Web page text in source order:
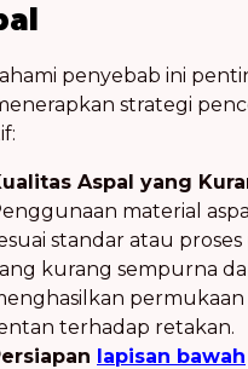
penyebab ini
strategi
Aspal yang
material
standar atau
kurang sempurna
terhadap retakan.
lapisan bawah